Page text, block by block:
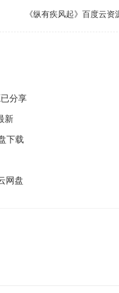
《纵有疾风起》百度云
分享
新
下载
网盘